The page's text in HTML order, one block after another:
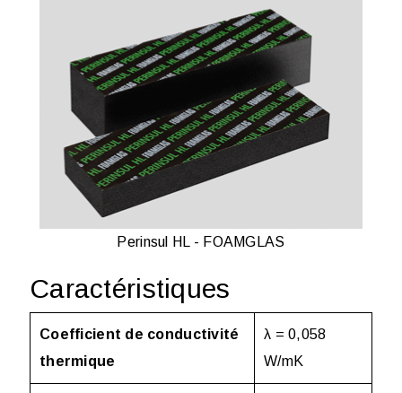
Perinsul HL - FOAMGLAS
Caractéristiques
Coefficient de conductivité
thermique
λ = 0,058
W/mK